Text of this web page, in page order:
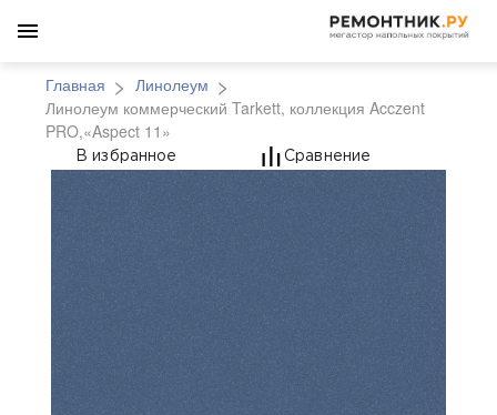
Главная
Линолеум
Линолеум коммерческий Tarkett, коллекция Acczent
PRO,«Aspect 11»
Линолеум
В избранное Сравнение